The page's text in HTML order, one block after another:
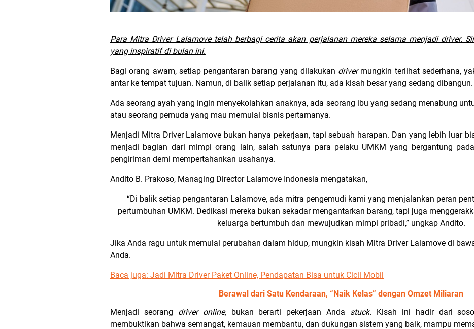
Para Mitra Driver Lalamove telah berbagi cerita akan perjalanan mereka selama menjadi driver.
yang inspiratif di bulan ini.
Bagi orang awam, setiap pengantaran barang yang dilakukan drivermungkin terlihat sederhana,
antar ke tempat tujuan. Namun, di balik setiap perjalanan itu, ada kisah besar yang sedang dibangun.
Ada seorang ayah yang ingin menyekolahkan anaknya, ada seorang ibu yang sedang menabung
atau seorang pemuda yang mau memulai bisnis pertamanya.
Menjadi Mitra Driver Lalamove bukan hanya pekerjaan, tapi sebuah harapan. Dan yang lebih luar
menjadi bagian dari mimpi orang lain, salah satunya para pelaku UMKM yang bergantung
pengiriman demi mempertahankan usahanya.
Andito B. Prakoso, Managing Director Lalamove Indonesia mengatakan,
“Di balik setiap pengantaran Lalamove, ada mitra pengemudi kami yang menjalankan peran
pertumbuhan UMKM. Dedikasi mereka bukan sekadar mengantarkan barang, tapi juga
keluarga bertumbuh dan mewujudkan mimpi pribadi,” ungkap Andito.
Jika Anda ragu untuk memulai perubahan dalam hidup, mungkin kisah Mitra Driver Lalamove di
Anda.
Baca juga: Jadi Mitra Driver Paket Online, Pendapatan Bisa untuk Cicil Mobil
Berawal dari Satu Kendaraan, “Naik Kelas” dengan Omzet Miliaran
Menjadi seorang driver online, bukan berarti pekerjaan Anda stuck. Kisah ini hadir dari
membuktikan bahwa semangat, kemauan membantu, dan dukungan sistem yang baik, mampu